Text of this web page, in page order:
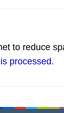
to reduce
processed.